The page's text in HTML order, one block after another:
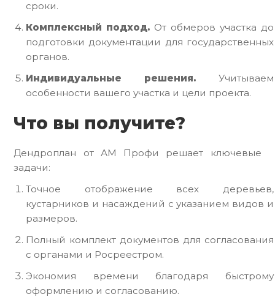
сроки.
Комплексный подход. От обмеров участка до
подготовки документации для государственных
органов.
Индивидуальные решения. Учитываем
особенности вашего участка и цели проекта.
Что вы получите?
Дендроплан от АМ Профи решает ключевые
задачи:
Точное отображение всех деревьев,
кустарников и насаждений с указанием видов и
размеров.
Полный комплект документов для согласования
с органами и Росреестром.
Экономия времени благодаря быстрому
оформлению и согласованию.